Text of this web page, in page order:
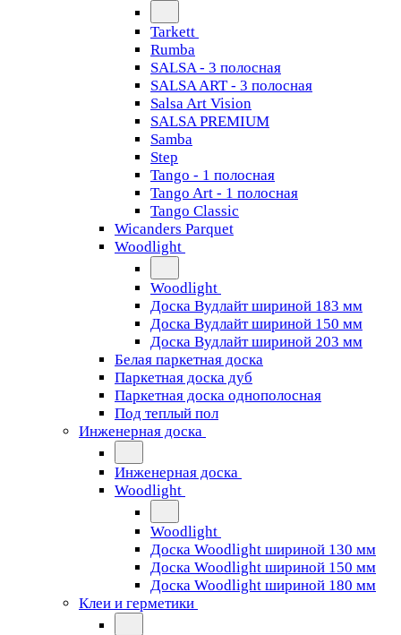
Tarkett
Rumba
SALSA - 3 полосная
SALSA ART - 3 полосная
Salsa Art Vision
SALSA PREMIUM
Samba
Step
Tango - 1 полосная
Tango Art - 1 полосная
Tango Classiс
Wicanders Parquet
Woodlight
Woodlight
Доска Вудлайт шириной 183 мм
Доска Вудлайт шириной 150 мм
Доска Вудлайт шириной 203 мм
Белая паркетная доска
Паркетная доска дуб
Паркетная доска однополосная
Под теплый пол
Инженерная доска
Инженерная доска
Woodlight
Woodlight
Доска Woodlight шириной 130 мм
Доска Woodlight шириной 150 мм
Доска Woodlight шириной 180 мм
Клеи и герметики